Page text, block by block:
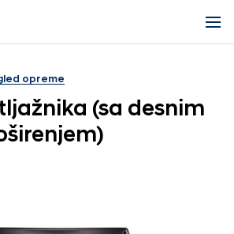
opreme
(sa desnim